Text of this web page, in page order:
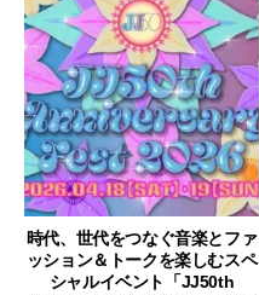
時代、世代をつなぐ音楽とファ
ッション＆トークを楽しむスペ
シャルイベント「JJ50th